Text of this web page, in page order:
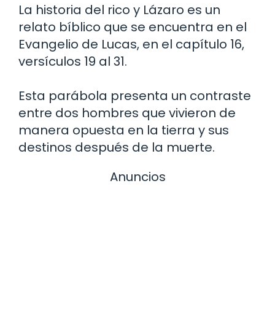
La historia del rico y Lázaro es un
relato bíblico que se encuentra en el
Evangelio de Lucas, en el capítulo 16,
versículos 19 al 31.
Esta parábola presenta un contraste
entre dos hombres que vivieron de
manera opuesta en la tierra y sus
destinos después de la muerte.
Anuncios